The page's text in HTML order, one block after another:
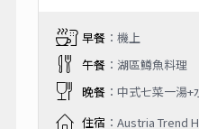
早餐：機上
午餐：湖區鱒魚料理
晚餐：中式七菜一湯+
住宿 ：Austria Trend